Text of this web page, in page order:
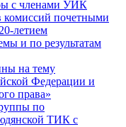
с членами УИК
комиссий почетными
летием
и по результатам
на тему
Федерации и
права»
по
ТИК с